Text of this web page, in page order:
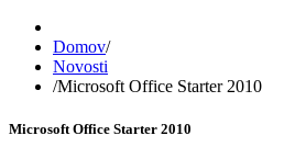
Domov/
Novosti
/Microsoft Office Starter 2010
Microsoft Office Starter 2010